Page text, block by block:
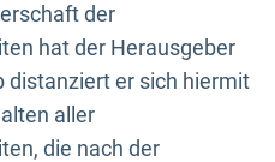
der
hat der Herausgeber
distanziert er sich hiermit
aller
die nach der